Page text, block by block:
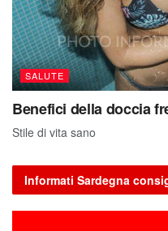
SALUTE
Benefici della doccia
Stile di vita sano
Informati Sardegna